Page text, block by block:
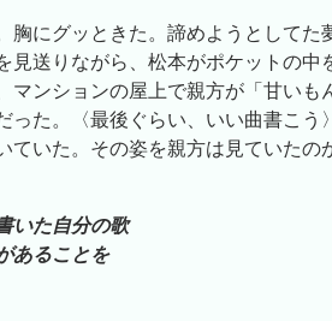
胸にグッときた。諦めようとしてた
見送りながら、松本がポケットの中
マンションの屋上で親方が「甘いも
った。〈最後ぐらい、いい曲書こう
いた。その姿を親方は見ていたの
いた自分の歌
あることを